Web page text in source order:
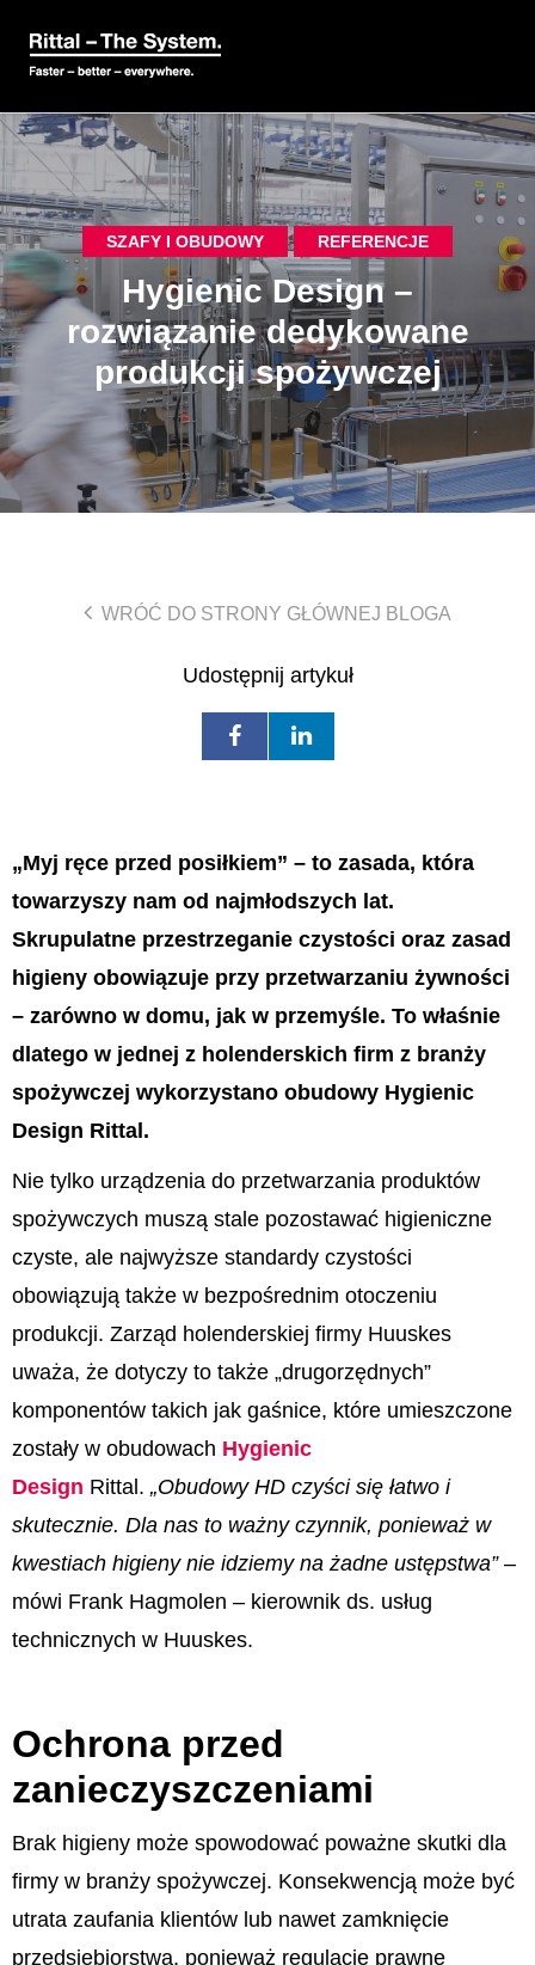
SZAFY I OBUDOWY REFERENCJE
Hygienic Design –
rozwiązanie dedykowane
produkcji spożywczej
WRÓĆ DO STRONY GŁÓWNEJ BLOGA
Udostępnij artykuł
„Myj ręce przed posiłkiem” – to zasada, która
towarzyszy nam od najmłodszych lat.
Skrupulatne przestrzeganie czystości oraz zasad
higieny obowiązuje przy przetwarzaniu żywności
– zarówno w domu, jak w przemyśle. To właśnie
dlatego w jednej z holenderskich firm z branży
spożywczej wykorzystano obudowy Hygienic
Design Rittal.
Nie tylko urządzenia do przetwarzania produktów
spożywczych muszą stale pozostawać higieniczne
czyste, ale najwyższe standardy czystości
obowiązują także w bezpośrednim otoczeniu
produkcji. Zarząd holenderskiej firmy Huuskes
uważa, że dotyczy to także „drugorzędnych”
komponentów takich jak gaśnice, które umieszczone
zostały w obudowach Hygienic
Design Rittal. „Obudowy HD czyści się łatwo i
skutecznie. Dla nas to ważny czynnik, ponieważ w
kwestiach higieny nie idziemy na żadne ustępstwa” –
mówi Frank Hagmolen – kierownik ds. usług
technicznych w Huuskes.
Ochrona przed
zanieczyszczeniami
Brak higieny może spowodować poważne skutki dla
firmy w branży spożywczej. Konsekwencją może być
utrata zaufania klientów lub nawet zamknięcie
przedsiębiorstwa, ponieważ regulacje prawne